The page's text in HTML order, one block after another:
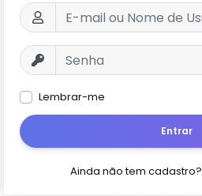
Lembrar-me
Entrar
Ainda não tem cadastro?